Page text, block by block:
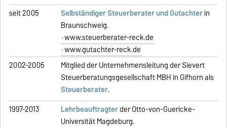
seit 2005
Selbständiger Steuerberater und Gutachterin
Braunschweig.
www.steuerberater-reck.de
www.gutachter-reck.de
2002-2005
Mitglied der Unternehmensleitung der Sievert
Steuerberatungsgesellschaft MBH in Gifhorn als
Steuerberater.
1997-2013
Lehrbeauftragterder Otto-von-Guericke-
Universität Magdeburg.